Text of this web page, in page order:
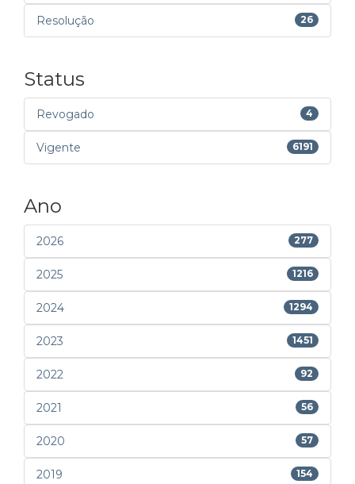
Resolução 26
Status
Revogado 4
Vigente 6191
Ano
2026 277
2025 1216
2024 1294
2023 1451
2022 92
2021 56
2020 57
2019 154